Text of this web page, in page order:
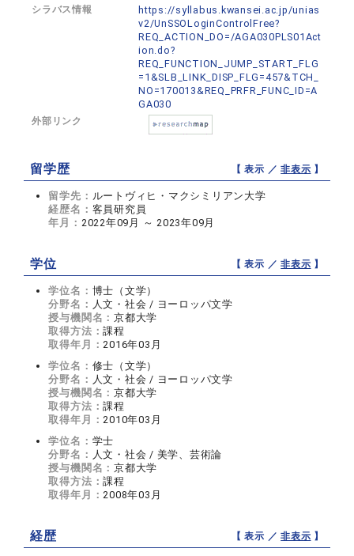
シラバス情報
https://syllabus.kwansei.ac.jp/unias
v2/UnSSOLoginControlFree?
REQ_ACTION_DO=/AGA030PLS01Act
ion.do?
REQ_FUNCTION_JUMP_START_FLG
=1&SLB_LINK_DISP_FLG=457&TCH_
NO=170013&REQ_PRFR_FUNC_ID=A
GA030
外部リンク
留学歴 【 表示 ／非表示 】
留学先： ルートヴィヒ・マクシミリアン大学
経歴名： 客員研究員
年月： 2022年09月 ～ 2023年09月
学位 【 表示 ／非表示 】
学位名： 博士（文学）
分野名： 人文・社会 / ヨーロッパ文学
授与機関名：京都大学
取得方法：課程
取得年月：2016年03月
学位名： 修士（文学）
分野名： 人文・社会 / ヨーロッパ文学
授与機関名：京都大学
取得方法：課程
取得年月：2010年03月
学位名： 学士
分野名： 人文・社会 / 美学、芸術論
授与機関名：京都大学
取得方法：課程
取得年月：2008年03月
経歴 【 表示 ／非表示 】